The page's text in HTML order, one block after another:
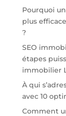
Pourquoi
plus
?
SEO
étapes
immobilier
À qui
avec 10
Comment